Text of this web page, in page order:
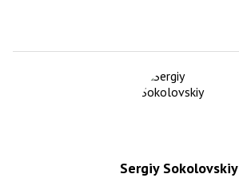
Sergiy Sokolovskiy